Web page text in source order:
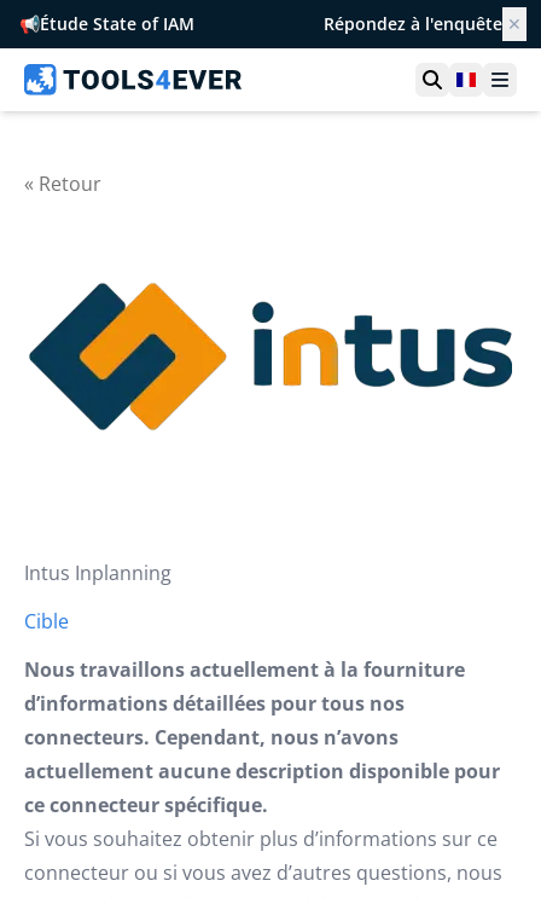
📢Étude State of IAM Répondez à l'enquête ✕
Ouvrir la
France
« Retour
Intus Inplanning
Cible
Nous travaillons actuellement à la fourniture
d’informations détaillées pour tous nos
connecteurs. Cependant, nous n’avons
actuellement aucune description disponible pour
ce connecteur spécifique.
Si vous souhaitez obtenir plus d’informations sur ce
connecteur ou si vous avez d’autres questions, nous